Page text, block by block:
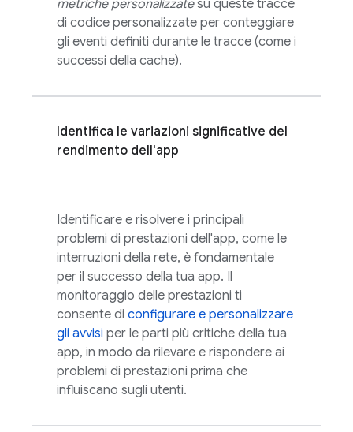
metriche personalizzatesu queste tracce
di codice personalizzate per conteggiare
gli eventi definiti durante le tracce (come i
successi della cache).
Identifica le variazioni significative del
rendimento dell'app
Identificare e risolvere i principali
problemi di prestazioni dell'app, come le
interruzioni della rete, è fondamentale
per il successo della tua app. Il
monitoraggio delle prestazioni ti
consente di configurare e personalizzare
gli avvisi per le parti più critiche della tua
app, in modo da rilevare e rispondere ai
problemi di prestazioni prima che
influiscano sugli utenti.